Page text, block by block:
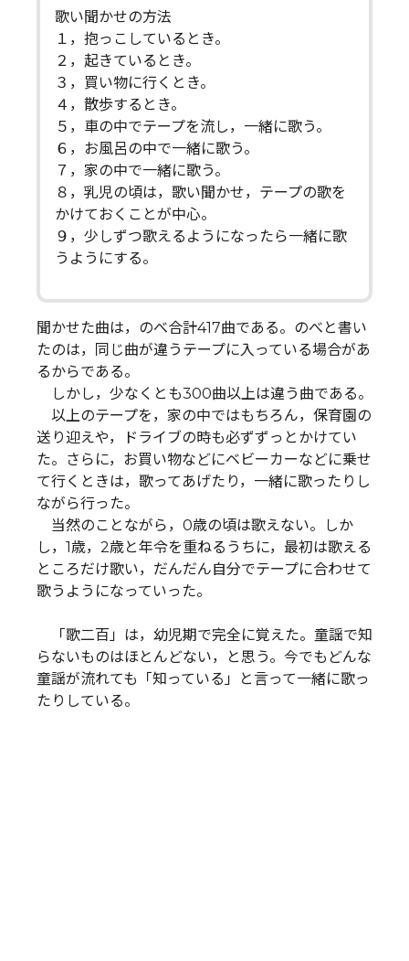
歌い聞かせの方法
１，抱っこしているとき。
２，起きているとき。
３，買い物に行くとき。
４，散歩するとき。
５，車の中でテープを流し，一緒に歌う。
６，お風呂の中で一緒に歌う。
７，家の中で一緒に歌う。
８，乳児の頃は，歌い聞かせ，テープの歌を
かけておくことが中心。
９，少しずつ歌えるようになったら一緒に歌
うようにする。
聞かせた曲は，のべ合計417曲である。のべと書い
たのは，同じ曲が違うテープに入っている場合があ
るからである。
しかし，少なくとも300曲以上は違う曲である。
以上のテープを，家の中ではもちろん，保育園の
送り迎えや，ドライブの時も必ずずっとかけてい
た。さらに，お買い物などにベビーカーなどに乗せ
て行くときは，歌ってあげたり，一緒に歌ったりし
ながら行った。
当然のことながら，0歳の頃は歌えない。しか
し，1歳，2歳と年令を重ねるうちに，最初は歌える
ところだけ歌い，だんだん自分でテープに合わせて
歌うようになっていった。
「歌二百」は，幼児期で完全に覚えた。童謡で知
らないものはほとんどない，と思う。今でもどんな
童謡が流れても「知っている」と言って一緒に歌っ
たりしている。